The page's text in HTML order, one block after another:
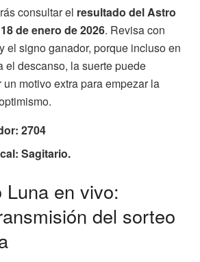
consultar el resultado del Astro
de enero de 2026. Revisa con
el signo ganador, porque incluso en
el descanso, la suerte puede
motivo extra para empezar la
2704
Sagitario.
Luna en vivo:
del sorteo